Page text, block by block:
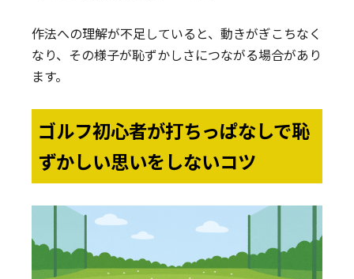
作法への理解が不足していると、動きがぎこちなく
なり、その様子が恥ずかしさにつながる場合があり
ます。
ゴルフ初心者が打ちっぱなしで恥
ずかしい思いをしないコツ